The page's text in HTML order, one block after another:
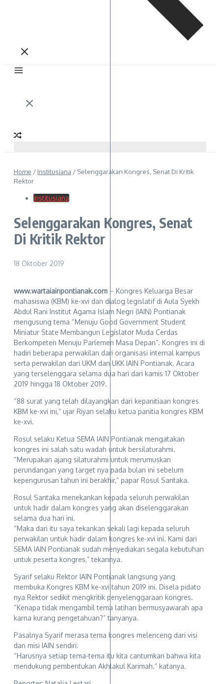
Home / Institusiana / Selenggarakan Kongres, Senat Di Kritik
Rektor
Institusiana
Selenggarakan Kongres, Senat
Di Kritik Rektor
18 Oktober 2019
www.wartaiainpontianak.com – Kongres Keluarga Besar
mahasiswa (KBM) ke-xvi dan dialog legislatif di Aula Syekh
Abdul Rani Institut Agama Islam Negri (IAIN) Pontianak
mengusung tema “Menuju Good Government Student
Miniatur State Membangun Legislator Muda Cerdas
Berkompeten Menuju Parlemen Masa Depan”. Kongres ini di
hadiri beberapa perwakilan dari organisasi internal kampus
serta perwakilan dari UKM dan UKK IAIN Pontianak. Acara
yang terselenggara selama dua hari dari kamis 17 Oktober
2019 hingga 18 Oktober 2019.
“88 surat yang telah dilayangkan dari kepanitiaan kongres
KBM ke-xvi ini,” ujar Riyan selaku ketua panitia kongres KBM
ke-xvi.
Rosul selaku Ketua SEMA IAIN Pontianak mengatakan
kongres ini salah satu wadah untuk bersilaturahmi.
“Merupakan ajang silaturahmi untuk merumuskan
perundangan yang target nya pada bulan ini sebelum
kepengurusan tahun ini berakhir,” papar Rosul Santaka.
Rosul Santaka menekankan kepada seluruh perwakilan
untuk hadir dalam kongres yang akan diselenggarakan
selama dua hari ini.
“Maka dari itu saya tekankan sekali lagi kepada seluruh
perwakilan untuk hadir dalam kongres ke-xvi ini. Kami dari
SEMA IAIN Pontianak sudah menyediakan segala kebutuhan
untuk peserta kongres,” tekannya.
Syarif selaku Rektor IAIN Pontianak langsung yang
membuka Kongres KBM ke-xvi tahun 2019 ini. Disela pidato
nya Rektor sedikit mengkritik penyelenggaraan kongres.
“Kenapa tidak mengambil tema latihan bermusyawarah apa
karna kurang pengetahuan?” tanyanya.
Pasalnya Syarif merasa tema kongres melenceng dari visi
dan misi IAIN sendiri.
“Harusnya setiap tema-tema itu kita cantumkan bahwa kita
mendukung pembentukan Akhlakul Karimah.” katanya.